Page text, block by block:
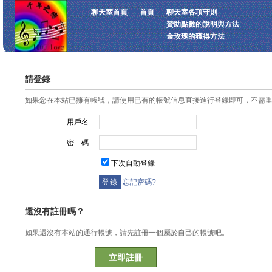
聊天室首頁 首頁
聊天室各項守則
贊助點數的說明與方法
金玫瑰的獲得方法
請登錄
如果您在本站已擁有帳號，請使用已有的帳號信息直接進行登錄即可，不需
用戶名
密 碼
下次自動登錄
忘記密碼?
還沒有註冊嗎？
如果還沒有本站的通行帳號，請先註冊一個屬於自己的帳號吧。
立即註冊